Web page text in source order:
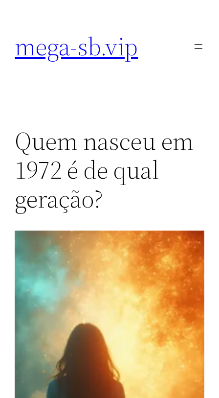
conteúdo
mega-sb.vip
Quem nasceu em
1972 é de qual
geração?